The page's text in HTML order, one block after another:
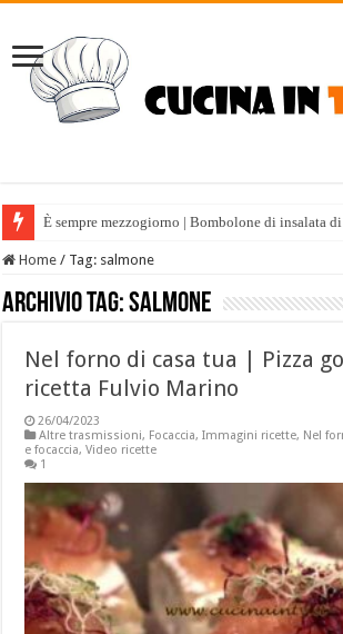
È sempre mezzogiorno | Bombolone di insalata
Home / Tag: salmone
Archivio tag:salmone
Nel forno di casa tua | Pizza
ricetta Fulvio Marino
26/04/2023
Altre trasmissioni, Focaccia,Immagini ricette, Nel
e focaccia,Video ricette
1